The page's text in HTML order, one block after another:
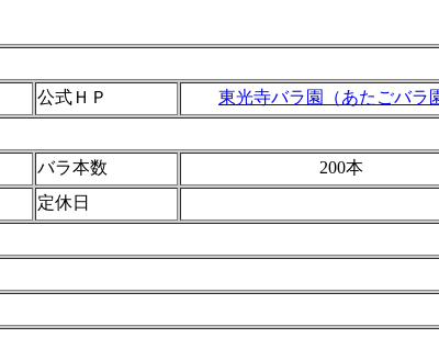
公式ＨＰ
東光寺バラ園（あたごバラ
バラ本数
200本
定休日